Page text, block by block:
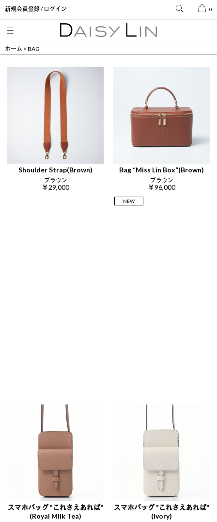
新規会員登録 / ログイン 0
ホーム BAG
Shoulder Strap(Brown)
ブラウン
￥29,000
Bag “Miss Lin Box“(Brown)
ブラウン
￥96,000
NEW
スマホバッグ "これさえあれば"
(Royal Milk Tea)
スマホバッグ "これさえあれば"
(Ivory)